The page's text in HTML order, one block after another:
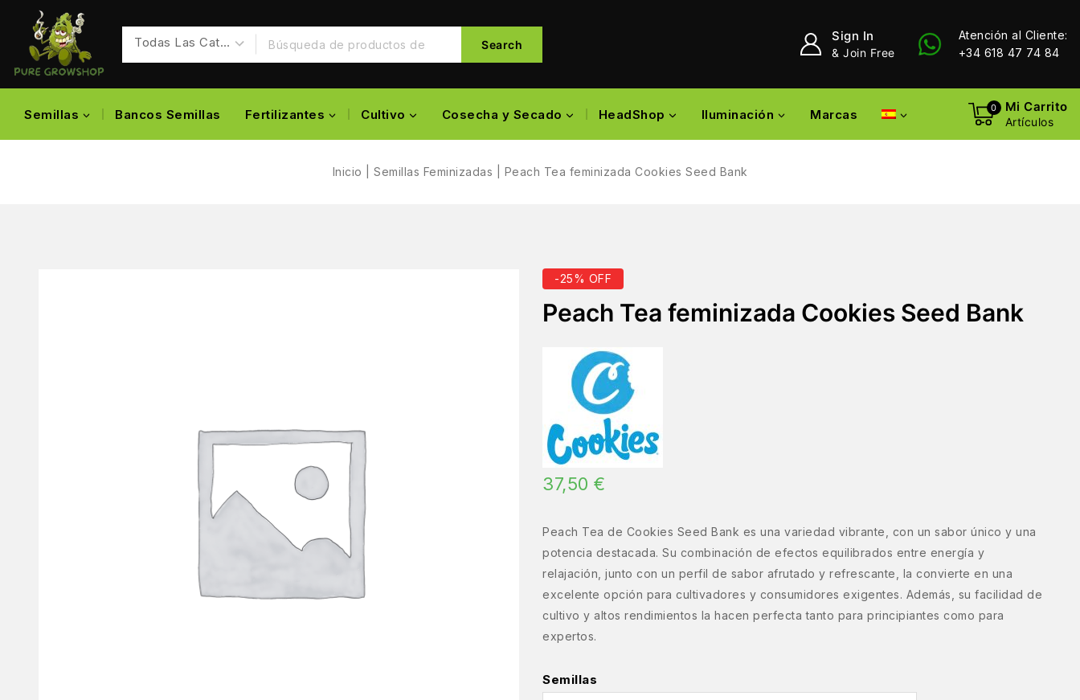
Search
Sign In
& Join Free
Atención al Cliente:
+34 618 47 74 84
Semillas Bancos Semillas Fertilizantes Cultivo Cosecha y Secado HeadShop Iluminación Marcas 0 Mi Carrito
Artículos
Inicio Semillas Feminizadas Peach Tea feminizada Cookies Seed Bank
-25% OFF
Peach Tea feminizada Cookies Seed Bank
37,50 €
Peach Tea de Cookies Seed Bank es una variedad vibrante, con un sabor único y una
potencia destacada. Su combinación de efectos equilibrados entre energía y
relajación, junto con un perfil de sabor afrutado y refrescante, la convierte en una
excelente opción para cultivadores y consumidores exigentes. Además, su facilidad de
cultivo y altos rendimientos la hacen perfecta tanto para principiantes como para
expertos.
Semillas